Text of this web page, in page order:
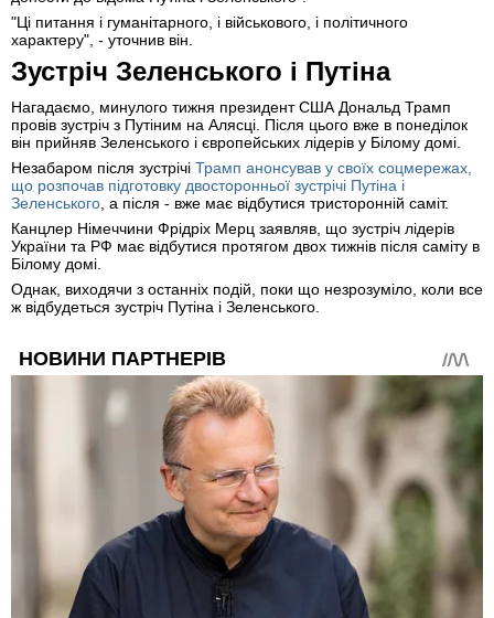
"Ці питання і гуманітарного, і військового, і політичного
характеру", - уточнив він.
Зустріч Зеленського і Путіна
Нагадаємо, минулого тижня президент США Дональд Трамп
провів зустріч з Путіним на Алясці. Після цього вже в понеділок
він прийняв Зеленського і європейських лідерів у Білому домі.
Незабаром після зустрічі Трамп анонсував у своїх соцмережах,
що розпочав підготовку двосторонньої зустрічі Путіна і
Зеленського , а після - вже має відбутися тристоронній саміт.
Канцлер Німеччини Фрідріх Мерц заявляв, що зустріч лідерів
України та РФ має відбутися протягом двох тижнів після саміту в
Білому домі.
Однак, виходячи з останніх подій, поки що незрозуміло, коли все
ж відбудеться зустріч Путіна і Зеленського.